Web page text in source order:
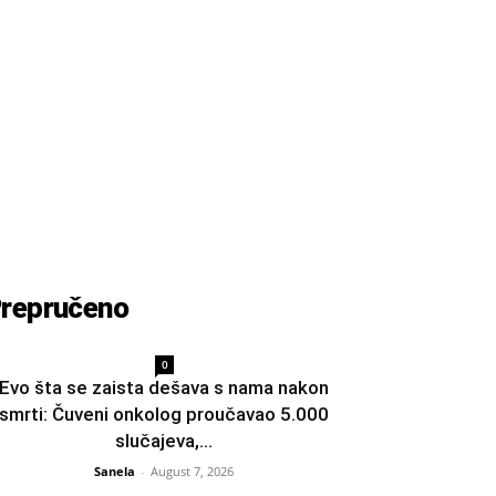
0
Evo šta se zaista dešava s nama nakon
smrti: Čuveni onkolog proučavao 5.000
slučajeva,...
Sanela - August 7, 2026